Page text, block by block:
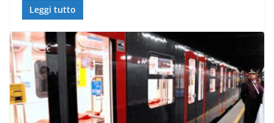
Leggi tutto